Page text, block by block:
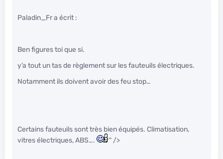
Paladin_Fr a écrit :
Ben figures toi que si.
y’a tout un tas de règlement sur les fauteuils électriques.
Notamment ils doivent avoir des feu stop…
Certains fauteuils sont très bien équipés. Climatisation,
vitres électriques, ABS….
" />